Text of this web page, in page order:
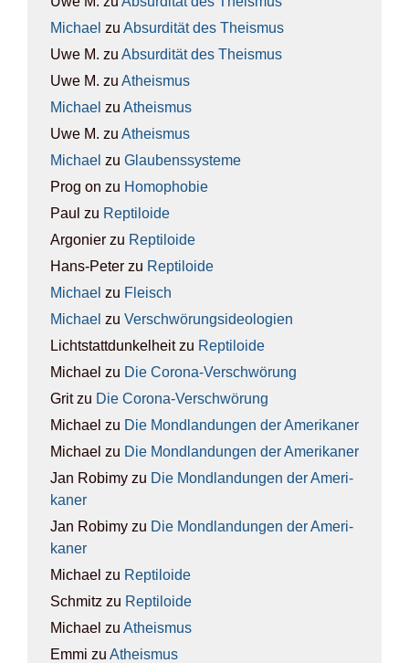
Michael zu Absur­di­tät des The­is­mus
Uwe M. zu Absur­di­tät des The­is­mus
Uwe M. zu Athe­is­mus
Michael zu Athe­is­mus
Uwe M. zu Athe­is­mus
Michael zu Glau­bens­sys­te­me
Prog on zu Homo­pho­bie
Paul zu Rep­ti­lo­ide
Argonier zu Rep­ti­lo­ide
Hans-Peter zu Rep­ti­lo­ide
Michael zu Fleisch
Michael zu Ver­schwö­rungs­ideo­lo­gien
Lichtstattdunkelheitzu Rep­ti­lo­ide
Michael zu Die Coro­na-Ver­schwö­rung
Gritzu Die Coro­na-Ver­schwö­rung
Michael zu Die Mond­lan­dun­gen der Ame­ri­ka­ner
Michael zu Die Mond­lan­dun­gen der Ame­ri­ka­ner
Jan Robimy zu Die Mond­lan­dun­gen der Ame­ri­
ka­ner
Jan Robimy zu Die Mond­lan­dun­gen der Ame­ri­
ka­ner
Michael zu Rep­ti­lo­ide
Schmitz zu Rep­ti­lo­ide
Michael zu Athe­is­mus
Emmi zu Athe­is­mus